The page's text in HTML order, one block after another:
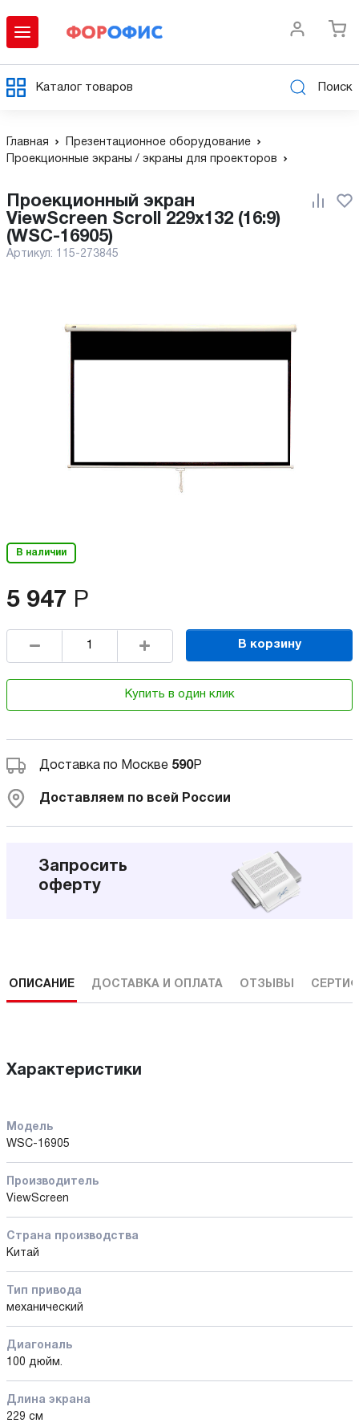
Каталог товаров Поиск
Главная
Презентационное оборудование
Проекционные экраны / экраны для проекторов
ViewScreen Scroll 229x132 (16:9)
(WSC-16905)
Артикул: 115-273845
В наличии
5 947 Р
В корзину
Купить в один клик
Доставка по Москве 590Р
Доставляем по всей России
Запросить
оферту
ОПИСАНИЕ ДОСТАВКА И ОПЛАТА ОТЗЫВЫ
Характеристики
Модель
WSC-16905
Производитель
ViewScreen
Страна производства
Китай
Тип привода
механический
Диагональ
100 дюйм.
Длина экрана
229 см